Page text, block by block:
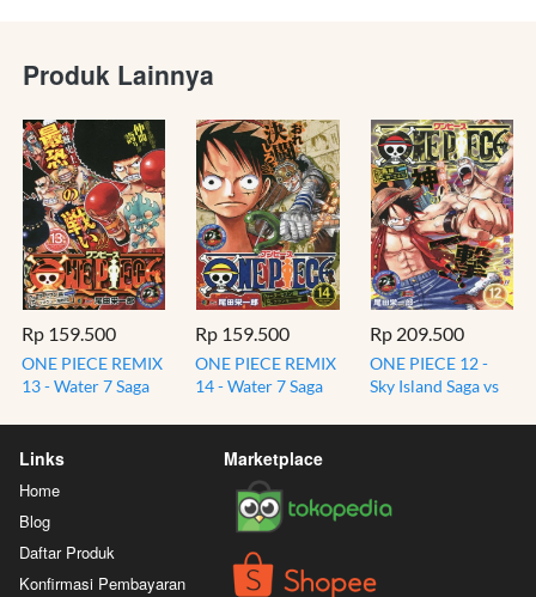
Produk Lainnya
Rp 159.500
ONE PIECE REMIX
13 - Water 7 Saga
KOMIK
Rp 159.500
ONE PIECE REMIX
14 - Water 7 Saga
KOMIK
Rp 209.500
ONE PIECE 12 -
Sky Island Saga vs
Links
Home
Blog
Daftar Produk
Konfirmasi Pembayaran
Marketplace